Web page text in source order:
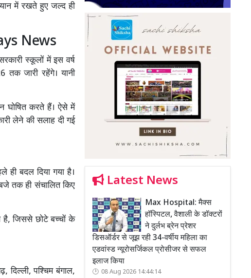
में रखते हुए जल्द ही
News
स्कूलों में इस वर्ष
जारी रहेंगे। यानी
घोषित करते हैं। ऐसे में
लेने की सलाह दी गई
बदल दिया गया है।
तक ही संचालित किए
है, जिससे छोटे बच्चों के
,दिल्ली,पश्चिम बंगाल,
Latest News
Max Hospital: मैक्स
हॉस्पिटल, वैशाली के डॉक्टरों
ने दुर्लभ ब्रेन प्रेशर
डिसऑर्डर से जूझ रही 34-वर्षीय महिला का
एडवांस्ड न्यूरोसर्जिकल प्रोसीजर से सफल
इलाज किया
08 Aug 2026 14:44:14